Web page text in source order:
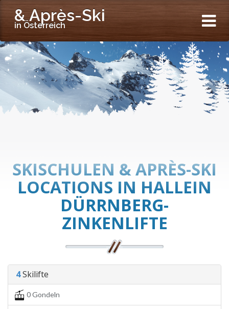
& Après-Ski
in Österreich
SKISCHULEN & APRÈS-SKI
LOCATIONS IN HALLEIN
DÜRRNBERG-
ZINKENLIFTE
4Skilifte
0 Gondeln